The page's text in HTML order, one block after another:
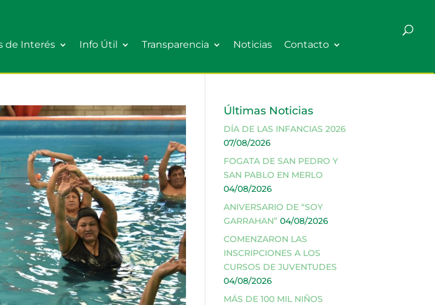
de Interés Info Útil Transparencia Noticias Contacto
Últimas Noticias
DÍA DE LAS INFANCIAS 2026
07/08/2026
FOGATA DE SAN PEDRO Y
SAN PABLO EN MERLO
04/08/2026
ANIVERSARIO DE “SOY
GARRAHAN” 04/08/2026
COMENZARON LAS
INSCRIPCIONES A LOS
CURSOS DE JUVENTUDES
04/08/2026
MÁS DE 100 MIL NIÑOS